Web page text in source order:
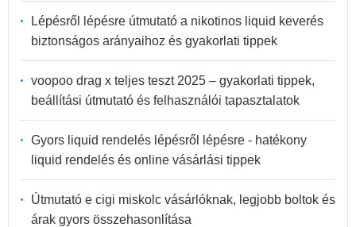
Lépésről lépésre útmutató a nikotinos liquid keverés
biztonságos arányaihoz és gyakorlati tippek
voopoo drag x teljes teszt 2025 – gyakorlati tippek,
beállítási útmutató és felhasználói tapasztalatok
Gyors liquid rendelés lépésről lépésre - hatékony
liquid rendelés és online vásárlási tippek
Útmutató e cigi miskolc vásárlóknak, legjobb boltok és
árak gyors összehasonlítása